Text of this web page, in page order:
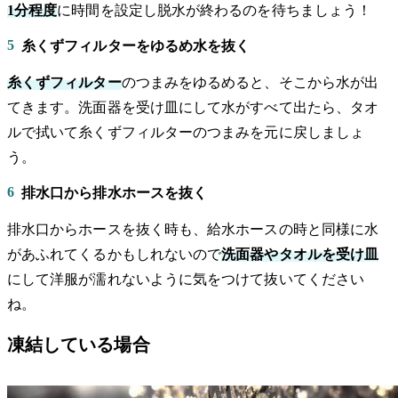
1分程度に時間を設定し脱水が終わるのを待ちましょう！
5 糸くずフィルターをゆるめ水を抜く
糸くずフィルターのつまみをゆるめると、そこから水が出
てきます。洗面器を受け皿にして水がすべて出たら、タオ
ルで拭いて糸くずフィルターのつまみを元に戻しましょ
う。
6 排水口から排水ホースを抜く
排水口からホースを抜く時も、給水ホースの時と同様に水
があふれてくるかもしれないので洗面器やタオルを受け皿
にして洋服が濡れないように気をつけて抜いてください
ね。
凍結している場合